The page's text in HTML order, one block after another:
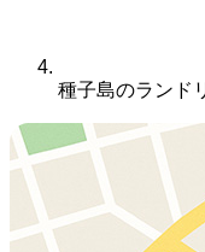
種子島のランド